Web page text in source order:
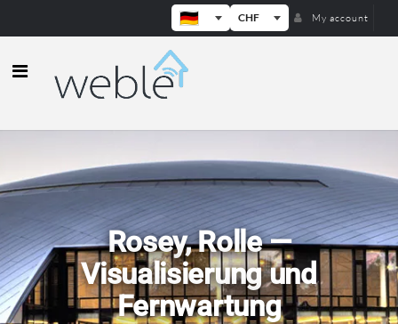
CHF My account
Weble — Industrielle IoT-Gateways
Rosey, Rolle —
Visualisierung und
Fernwartung